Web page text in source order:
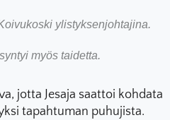
ylistyksenjohtajina.
myös taidetta.
jotta Jesaja saattoi kohdata
tapahtuman puhujista.